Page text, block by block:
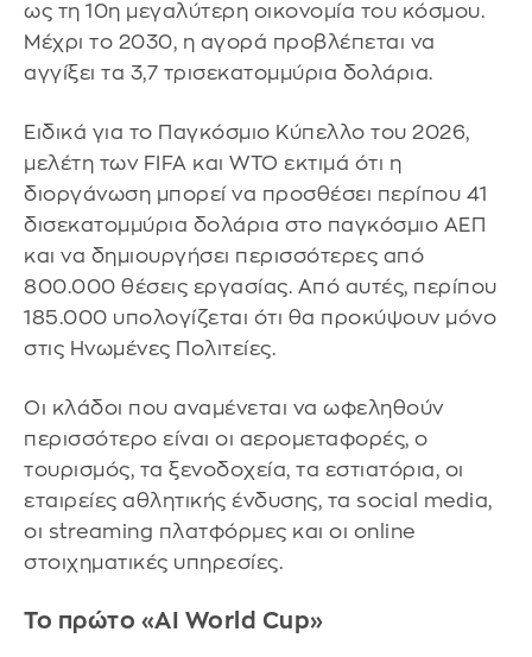
ως τη 10η μεγαλύτερη οικονομία του κόσμου.
Μέχρι το 2030, η αγορά προβλέπεται να
αγγίξει τα 3,7 τρισεκατομμύρια δολάρια.
Ειδικά για το Παγκόσμιο Κύπελλο του 2026,
μελέτη των FIFA και WTO εκτιμά ότι η
διοργάνωση μπορεί να προσθέσει περίπου 41
δισεκατομμύρια δολάρια στο παγκόσμιο ΑΕΠ
και να δημιουργήσει περισσότερες από
800.000 θέσεις εργασίας. Από αυτές, περίπου
185.000 υπολογίζεται ότι θα προκύψουν μόνο
στις Ηνωμένες Πολιτείες.
Οι κλάδοι που αναμένεται να ωφεληθούν
περισσότερο είναι οι αερομεταφορές, ο
τουρισμός, τα ξενοδοχεία, τα εστιατόρια, οι
εταιρείες αθλητικής ένδυσης, τα social media,
οι streaming πλατφόρμες και οι online
στοιχηματικές υπηρεσίες.
Το πρώτο «AI World Cup»